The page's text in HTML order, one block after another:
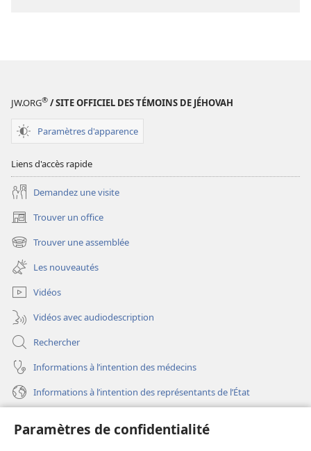
Paramètres de confidentialité
perspicace
JW.ORG® / SITE OFFICIEL DES TÉMOINS DE JÉHOVAH
Paramètres d'apparence
Liens d'accès rapide
Demandez une visite
Trouver un office
(ouvre
une
nouvelle
fenêtre)
Trouver une assemblée
(ouvre
une
nouvelle
fenêtre)
Les nouveautés
Vidéos
Vidéos avec audiodescription
Rechercher
Informations à l’intention des médecins
Informations à l’intention des représentants de l’État